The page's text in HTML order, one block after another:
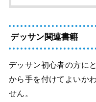
デッサン関連書籍
デッサン初心者の方に
から手を付けてよいか
せん。